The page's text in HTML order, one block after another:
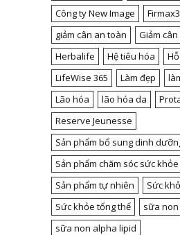
Công ty New Image
Firmax3
giảm cân an toàn
Giảm
Herbalife
Hệ tiêu hóa
LifeWise 365
Làm đẹp
Lão hóa
lão hóa da
Reserve Jeunesse
Sản phẩm bổ sung dinh
Sản phẩm chăm sóc sức khỏe
Sản phẩm tự nhiên
Sức
Sức khỏe tổng thể
sữa non
sữa non alpha lipid